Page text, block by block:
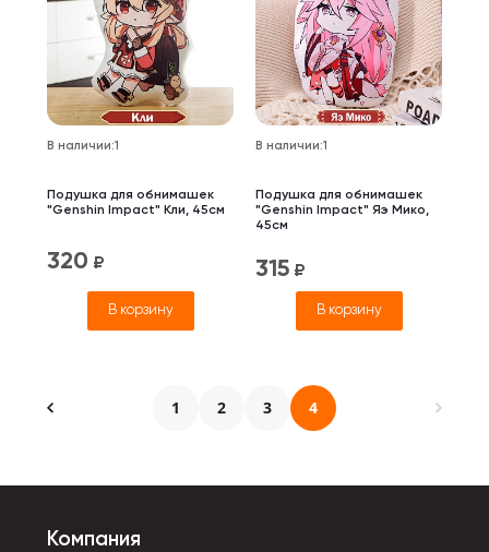
В наличии:1
Подушка для обнимашек
"Genshin Impact" Кли, 45см
320 ₽
В корзину
В наличии:1
Подушка для обнимашек
"Genshin Impact" Яэ Мико,
45см
315 ₽
В корзину
1 2 3 4
Компания